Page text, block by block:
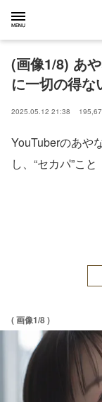
(画像1/8) あ
に一切の得
2025.05.12 21:38
YouTuberのあや
し、“セカパ”こ
( 画像1/8 )